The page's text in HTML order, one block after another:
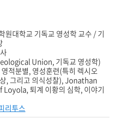
원대학교 기독교 영성학 교수 / 기
Union, 기독교 영성학)
적분별, 영성훈련(특히 렉시오
, 그리고 의식성찰), Jonathan
퇴계 이황의 심학, 이야기
리투스